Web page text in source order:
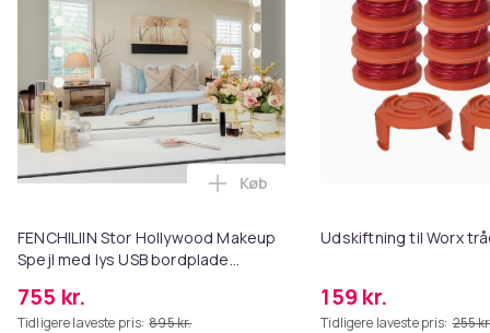
FENCHILIIN Stor Hollywood Makeup
Spejl med lys USB bordplade
755 kr.
Tidligere laveste pris: 895 kr.
Læg FENCHILIIN Stor
Køb
Udskiftning til Worx
159 kr.
Tidligere laveste pris: 255